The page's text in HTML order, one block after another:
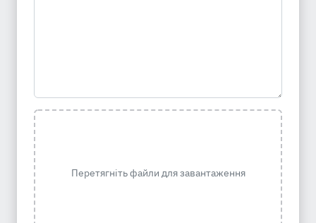
Перетягніть файли для завантаження